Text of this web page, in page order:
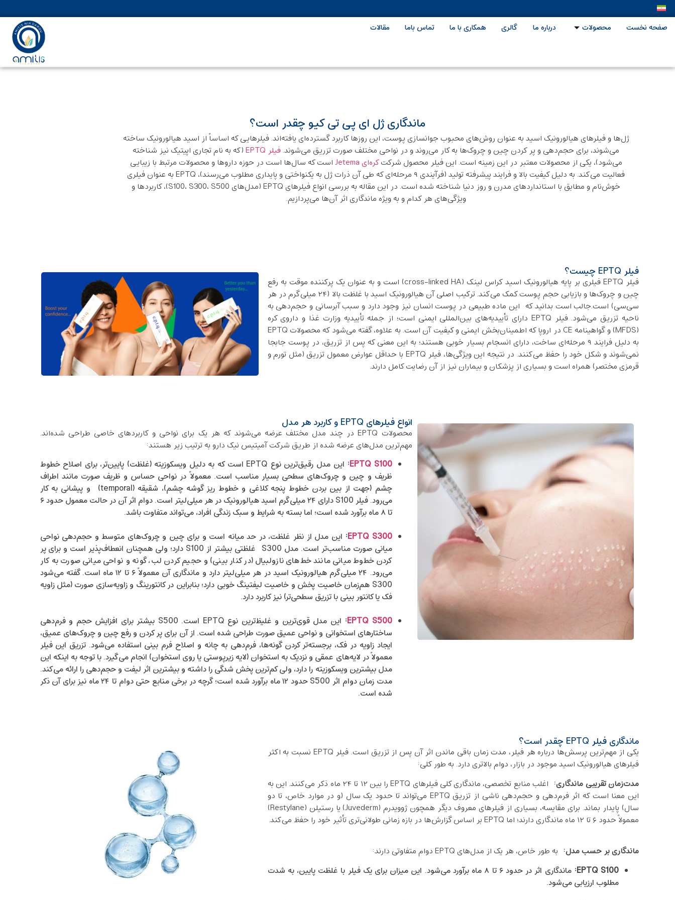
صفحه نخست محصولات درباره ما گالری همکاری با ما تماس باما مقالات
ماندگاری ژل ای پی تی کیو چقدر است؟
ژل‌ها و فیلرهای هیالورونیک اسید به عنوان روش‌های محبوب جوانسازی پوست، این روزها کاربرد گسترده‌ای یافته‌اند. فیلرهایی که اساساً از اسید هیالورونیک ساخته
می‌شوند، برای حجم‌دهی و پر کردن چین‌ و چروک‌ها به کار می‌روند و در نواحی مختلف صورت تزریق می‌شوند.فیلر EPTQ
(که به نام تجاری اپیتیک نیز شناخته
می‌شود)، یکی از محصولات معتبر در این زمینه است. این فیلر محصول شرکتکره‌ای Jetema
است که سال‌ها است در حوزه‌ داروها و محصولات مرتبط با زیبایی
فعالیت می‌کند. به دلیل کیفیت بالا و فرایند پیشرفته‌ تولید (فرآیندی ۹ مرحله‌ای که طی آن ذرات ژل به یکنواختی و پایداری مطلوب می‌رسند)، EPTQ به عنوان فیلری
خوش‌نام و مطابق با استانداردهای مدرن و روز دنیا شناخته شده است. در این مقاله به بررسی انواع فیلرهای EPTQ (مدل‌های S100، S300، S500)، کاربردها و
ویژگی‌های هر کدام و به ویژه ماندگاری اثر آن‌ها می‌پردازیم.
فیلر EPTQ چیست؟
فیلر EPTQ فیلری بر پایه هیالورونیک اسید کراس لینک (cross-linked HA) است و به عنوان یک پرکننده موقت به رفع
چین ‌و چروک‌ها و بازیابی حجم پوست کمک می‌کند. ترکیب اصلی آن هیالورونیک اسید با غلظت بالا (۲۴ میلی‌گرم در هر
سی‌سی) است.جالب است بدانید که این ماده‌ طبیعی در پوست انسان نیز وجود دارد و سبب آبرسانی و حجم‌دهی به
ناحیه تزریق می‌شود. فیلر EPTQ دارای تأییدیه‌های بین‌المللی ایمنی است؛ از جمله تأییدیه وزارت غذا و داروی کره
(MFDS) و گواهینامه CE در اروپا که اطمینان‌بخش ایمنی و کیفیت آن است. به ‌علاوه، گفته می‌شود که محصولات EPTQ
به دلیل فرایند ۹ مرحله‌ای ساخت، دارای انسجام بسیار خوبی هستند؛ به این معنی که پس از تزریق، در پوست جابجا
نمی‌شوند و شکل خود را حفظ می‌کنند. در نتیجه‌ این ویژگی‌ها، فیلر EPTQ با حداقل عوارض معمول تزریق (مثل تورم و
قرمزی مختصر) همراه است و بسیاری از پزشکان و بیماران نیز از آن رضایت کامل دارند.
انواع فیلرهای EPTQ و کاربرد هر مدل
محصولات EPTQ در چند مدل مختلف عرضه می‌شوند که هر یک برای نواحی و کاربردهای خاصی طراحی شده‌اند.
مهم‌ترین مدل‌های عرضه ‌شده از طریق شرکت آمیتیس نیک دارو به ترتیب زیر هستند:
EPTQ S100
:
این مدل رقیق‌ترین نوع EPTQ است که به دلیل ویسکوزیته (غلظت) پایین‌تر، برای اصلاح خطوط
ظریف و چین و چروک‌های سطحی بسیار مناسب است. معمولاً در نواحی حساس و ظریف صورت مانند اطراف
چشم (جهت از بین بردن خطوط پنجه کلاغی و خطوط ریز گوشه چشم)، شقیقه (temporal) و پیشانی به کار
می‌رود. فیلر S100 دارای ۲۴ میلی‌گرم اسید هیالورونیک در هر میلی‌لیتر است. دوام اثر آن در حالت معمول حدود ۶
تا ۸ ماه برآورد شده است؛ اما بسته به شرایط و سبک زندگی افراد، می‌تواند متفاوت باشد.
EPTQ S300
: این مدل از نظر غلظت، در حد میانه است و برای چین ‌و چروک‌های متوسط و حجم‌دهی نواحی
میانی صورت مناسب‌تر است. مدل S300 غلظتی بیشتر از S100 دارد؛ ولی همچنان انعطاف‌پذیر است و برای پر
کردن خطوط میانی مانند خط‌های نازولبیال (در کنار بینی) و حجیم کردن لب، گونه و نواحی میانی صورت به کار
می‌رود. ۲۴ میلی‌گرم هیالورونیک اسید در هر میلی‌لیتر دارد و ماندگاری آن معمولاً ۶ تا ۱۲ ماه است. گفته می‌شود
S300 هم‌زمان خاصیت پخش و خاصیت لیفتینگ خوبی دارد؛ بنابراین در کانتورینگ و زاویه‌سازی صورت (مثل زاویه
فک یا کانتور بینی با تزریق سطحی‌تر) نیز کاربرد دارد.
EPTQ S500
:
این مدل قوی‌ترین و غلیظ‌ترین نوع EPTQ است. S500 بیشتر برای افزایش حجم و فرم‌دهی
ساختارهای استخوانی و نواحی عمیق صورت طراحی شده است. از آن برای پر کردن و رفع چین و چروک‌های عمیق،
ایجاد زاویه در فک، برجسته‌تر کردن گونه‌ها، فرم‌دهی به چانه و اصلاح فرم بینی استفاده می‌شود. تزریق این فیلر
معمولاً در لایه‌های عمقی و نزدیک به استخوان (لایه زیرپوستی یا روی استخوان) انجام می‌گیرد. با توجه به اینکه این
مدل بیشترین ویسکوزیته را دارد، ولی کم‌ترین پخش شدگی را داشته و بیشترین اثر لیفت و حجم‌دهی را ارائه می‌کند.
مدت زمان دوام اثر S500 حدود ۱۲ ماه برآورد شده است؛ گرچه در برخی منابع حتی دوام تا ۲۴ ماه نیز برای آن ذکر
شده است.
ماندگاری فیلر EPTQ چقدر است؟
یکی از مهم‌ترین پرسش‌ها درباره هر فیلر، مدت زمان باقی ماندن اثر آن پس از تزریق است. فیلر EPTQ نسبت به اکثر
فیلرهای هیالورونیک اسید موجود در بازار، دوام بالاتری دارد. به طور کلی:
مدت‌زمان تقریبی ماندگاری:
اغلب منابع تخصصی، ماندگاری کلی فیلرهای EPTQ را بین ۱۲ تا ۲۴ ماه ذکر می‌کنند. این به
این معنا است که اثر فرم‌دهی و حجم‌دهی ناشی از تزریق EPTQ می‌تواند تا حدود یک سال (و در موارد خاص، تا دو
سال) پایدار بماند. برای مقایسه، بسیاری از فیلرهای معروف دیگر همچون ژوویدرم (Juvederm) یا رستیلن (Restylane)
معمولاً حدود ۶ تا ۱۲ ماه ماندگاری دارند؛ اما EPTQ بر اساس گزارش‌ها در بازه‌ زمانی طولانی‌تری تأثیر خود را حفظ می‌کند.
ماندگاری بر حسب مدل: به طور خاص، هر یک از مدل‌های EPTQ دوام متفاوتی دارند:
EPTQ S100
:
ماندگاری اثر در حدود ۶ تا ۸ ماه برآورد می‌شود. این میزان برای یک فیلر با غلظت پایین، به شدت
مطلوب ارزیابی می‌شود.